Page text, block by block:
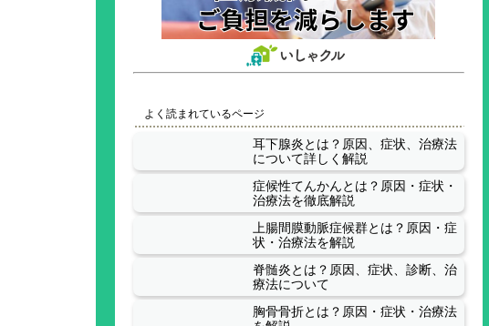
よく読まれているページ
耳下腺炎とは？原因、症状、治療法
について詳しく解説
症候性てんかんとは？原因・症状・
治療法を徹底解説
上腸間膜動脈症候群とは？原因・症
状・治療法を解説
脊髄炎とは？原因、症状、診断、治
療法について
胸骨骨折とは？原因・症状・治療法